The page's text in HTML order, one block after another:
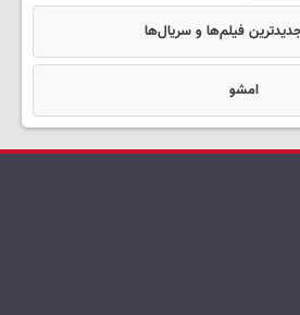
فیلم‌ها و سریال‌ها
امشو